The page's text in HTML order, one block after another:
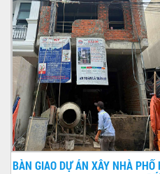
BÀN GIAO DỰ ÁN XÂY NHÀ